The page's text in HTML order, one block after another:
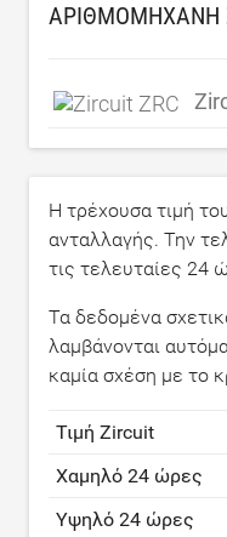
ΑΡΙΘΜΟΜΗΧΑΝΉ
Η τρέχουσα τιμή
ανταλλαγής. Την
τις τελευταίες 24
Τα δεδομένα
λαμβάνονται
καμία σχέση με το
Τιμή Zircuit
Χαμηλό 24 ώρες
Υψηλό 24 ώρες